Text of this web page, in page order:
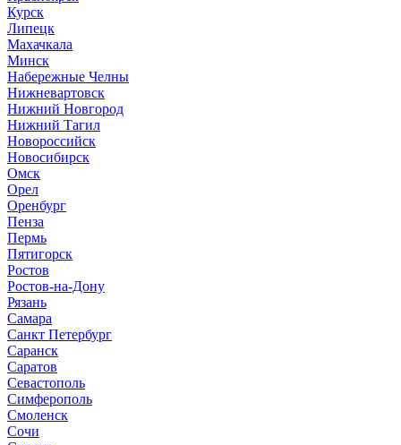
Курск
Липецк
Махачкала
Минск
Набережные Челны
Нижневартовск
Нижний Новгород
Нижний Тагил
Новороссийск
Новосибирск
Омск
Орел
Оренбург
Пенза
Пермь
Пятигорск
Ростов
Ростов-на-Дону
Рязань
Самара
Санкт Петербург
Саранск
Саратов
Севастополь
Симферополь
Смоленск
Сочи